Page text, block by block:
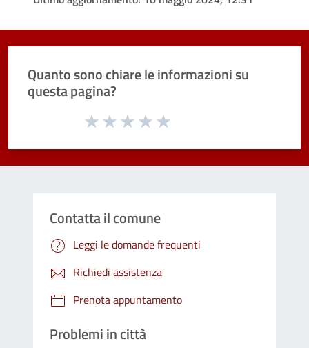
Quanto sono chiare le informazioni su
questa pagina?
Valuta da 1 a 5 stelle la pagina
Contatta il comune
Leggi le domande frequenti
Richiedi assistenza
Prenota appuntamento
Problemi in città